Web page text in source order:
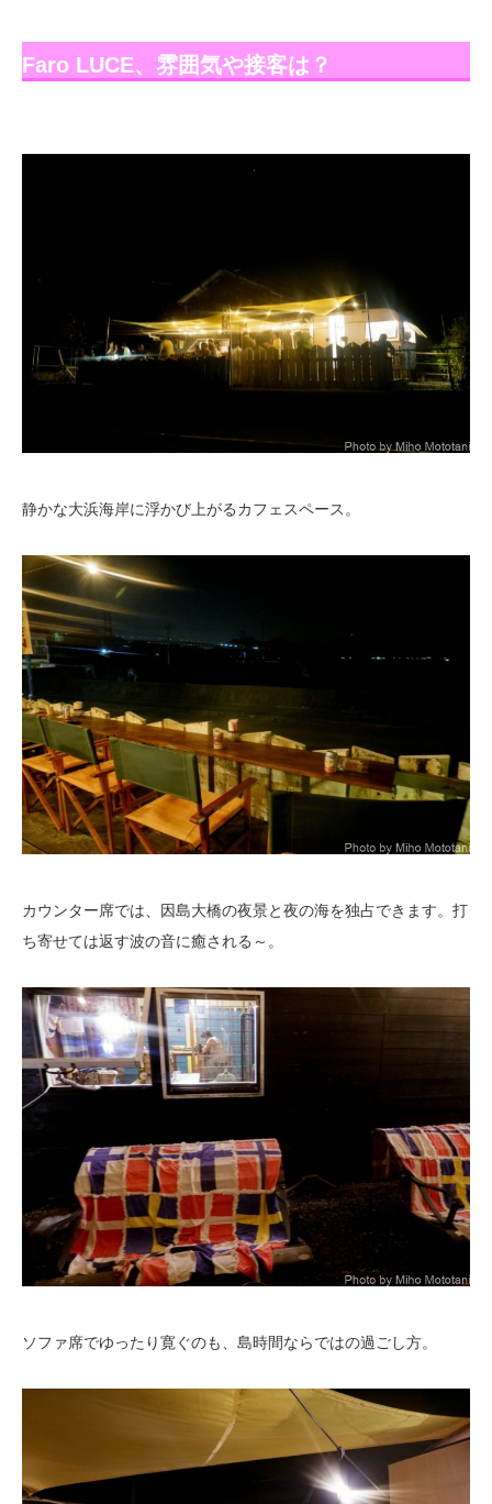
Faro LUCE、雰囲気や接客は？
静かな大浜海岸に浮かび上がるカフェスペース。
カウンター席では、因島大橋の夜景と夜の海を独占できます。打
ち寄せては返す波の音に癒される～。
ソファ席でゆったり寛ぐのも、島時間ならではの過ごし方。